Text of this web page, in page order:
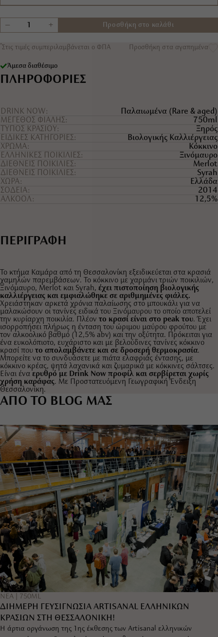
− + Προσθήκη στο καλάθι
*Στις τιμές συμπεριλαμβάνεται ο ΦΠΑ Προσθήκη στα αγαπημένα
Άμεσα διαθέσιμο
ΠΛΗΡΟΦΟΡΙΕΣ
DRINK NOW
Παλαιωμένα (Rare & aged)
ΜΕΓΕΘΟΣ ΦΙΑΛΗΣ
750ml
ΤYΠΟΣ ΚΡΑΣΙΟY
Ξηρός
ΕΙΔΙΚΕΣ ΚΑΤΗΓΟΡΙΕΣ
Βιολογικής Καλλιέργειας
ΧΡΩΜΑ
Κόκκινο
ΕΛΛΗΝΙΚΕΣ ΠΟΙΚΙΛΙΕΣ
Ξινόμαυρο
ΔΙΕΘΝΕΙΣ ΠΟΙΚΙΛΙΕΣ
Merlot
ΔΙΕΘΝΕΙΣ ΠΟΙΚΙΛΙΕΣ
Syrah
ΧΩΡΑ
Ελλάδα
ΣΟΔΕΙΑ
2014
ΑΛΚΟΟΛ
12,5%
ΠΕΡΙΓΡΑΦΗ
Το κτήμα Καμάρα από τη Θεσσαλονίκη εξειδικεύεται στα κρασιά
χαμηλών παρεμβάσεων. Το κόκκινο με χαρμάνι τριών ποικιλιών,
Ξινόμαυρο, Merlot και Syrah, έχει πιστοποίηση βιολογικής
καλλιέργειας και εμφιαλώθηκε σε αριθμημένες φιάλες.
Χρειάστηκαν αρκετά χρόνια παλαίωσης στο μπουκάλι για να
μαλακώσουν οι τανίνες ειδικά του Ξινόμαυρου το οποίο αποτελεί
την κυρίαρχη ποικιλία. Πλέον το κρασί είναι στο peak του. Έχει
ισορροπήσει πλήρως η ένταση του ώριμου μαύρου φρούτου με
τον αλκοολικό βαθμό (12,5% abv) και την οξύτητα. Πρόκειται για
ένα ευκολόπιοτο, ευχάριστο και με βελούδινες τανίνες κόκκινο
κρασί που το απολαμβάνετε και σε δροσερή θερμοκρασία.
Μπορείτε να το συνδυάσετε με πιάτα ελαφριάς έντασης, με
κόκκινο κρέας, ψητά λαχανικά και ζυμαρικά με κόκκινες σάλτσες.
Είναι ένα ερυθρό με Drink Now προφίλ και σερβίρεται χωρίς
χρήση καράφας. Με Προστατευόμενη Γεωγραφική Ένδειξη
Θεσσαλονίκη.
ΑΠΟ ΤΟ BLOG ΜΑΣ
ΝΕΑ 750ML
ΔΙΗΜΕΡΗ ΓΕΥΣΙΓΝΩΣΙΑ ARTISANAL ΕΛΛΗΝΙΚΩΝ
ΚΡΑΣΙΩΝ ΣΤΗ ΘΕΣΣΑΛΟΝΙΚΗ!
Η άρτια οργάνωση της 1ης έκθεσης των Artisanal ελληνικών